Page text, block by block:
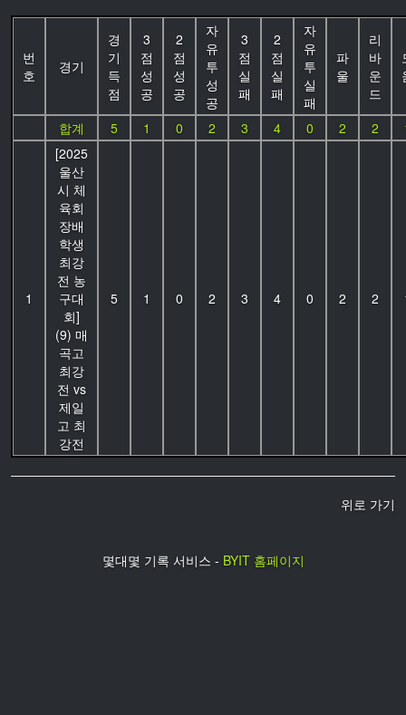
번
호
경기
경
기
득
점
3
점
성
공
2
점
성
공
자
유
투
성
공
3
점
실
패
2
점
실
패
자
유
투
실
패
파
울
리
바
운
드
합계 5 1 0 2 3 4 0 2 2
1
[2025
울산
시 체
육회
장배
학생
최강
전 농
구대
회]
(9) 매
곡고
최강
전 vs
제일
고 최
강전
5 1 0 2 3 4 0 2 2
위로 가기
몇대몇 기록 서비스 - BYIT 홈페이지